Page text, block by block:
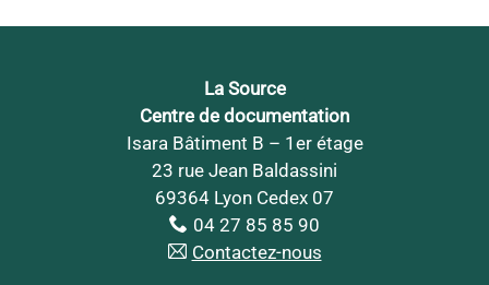
La Source
Centre de documentation
Isara Bâtiment B – 1er étage
23 rue Jean Baldassini
69364 Lyon Cedex 07
04 27 85 85 90
Contactez-nous